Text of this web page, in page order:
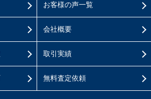
お客様の声一覧
会社概要
取引実績
無料査定依頼